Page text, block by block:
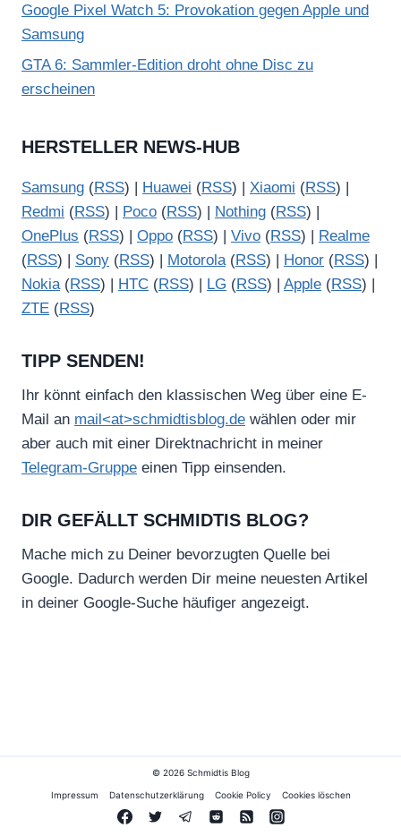
Google Pixel Watch 5: Provokation gegen Apple und
Samsung
GTA 6: Sammler-Edition droht ohne Disc zu
erscheinen
HERSTELLER NEWS-HUB
Samsung (RSS) | Huawei (RSS) | Xiaomi (RSS) |
Redmi (RSS) | Poco (RSS) | Nothing (RSS) |
OnePlus (RSS) | Oppo (RSS) | Vivo (RSS) |
Realme
(RSS) | Sony (RSS) | Motorola(RSS) | Honor (RSS) |
Nokia(RSS) | HTC (RSS) | LG (RSS) | Apple (RSS) |
ZTE (RSS)
TIPP SENDEN!
Ihr könnt einfach den klassischen Weg über eine E-
Mail an mail<at>schmidtisblog.de wählen oder mir
aber auch mit einer Direktnachricht in meiner
Telegram-Gruppe einen Tipp einsenden.
DIR GEFÄLLT SCHMIDTIS BLOG?
Mache mich zu Deiner bevorzugten Quelle bei
Google. Dadurch werden Dir meine neuesten Artikel
in deiner Google-Suche häufiger angezeigt.
© 2026 Schmidtis Blog
Impressum Datenschutzerklärung Cookie Policy Cookies löschen